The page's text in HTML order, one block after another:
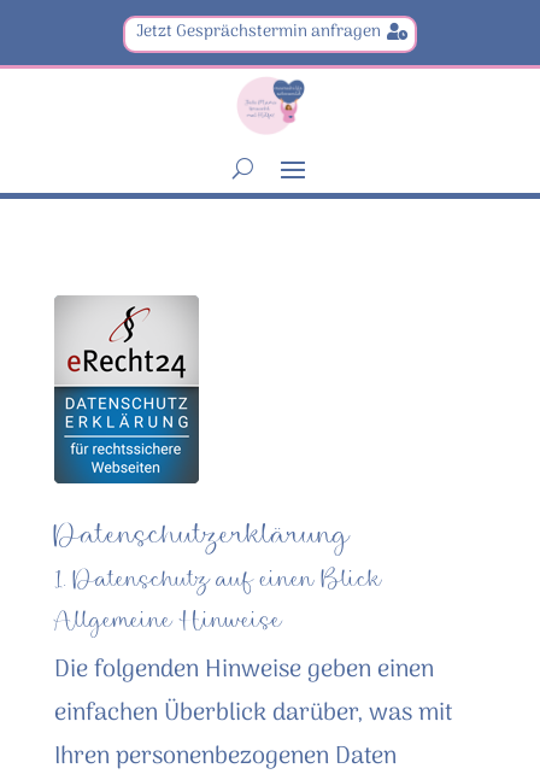
Jetzt Gesprächstermin anfragen
Datenschutz­erklärung
1. Datenschutz auf einen Blick
Allgemeine Hinweise
Die folgenden Hinweise geben einen
einfachen Überblick darüber, was mit
Ihren personenbezogenen Daten